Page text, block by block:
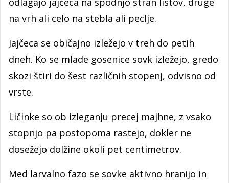
na vrh ali celo na stebla ali peclje.
Jajčeca se običajno izležejo v treh do petih
dneh. Ko se mlade gosenice sovk izležejo, gredo
skozi štiri do šest različnih stopenj, odvisno od
vrste.
Ličinke so ob izleganju precej majhne, z vsako
stopnjo pa postopoma rastejo, dokler ne
dosežejo dolžine okoli pet centimetrov.
Med larvalno fazo se sovke aktivno hranijo in